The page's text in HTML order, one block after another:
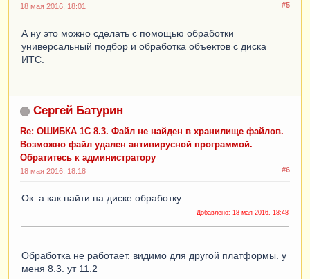
#5
18 мая 2016, 18:01
А ну это можно сделать с помощью обработки
универсальный подбор и обработка объектов с диска
ИТС.
Сергей Батурин
Re: ОШИБКА 1С 8.3. Файл не найден в хранилище файлов.
Возможно файл удален антивирусной программой.
Обратитесь к администратору
#6
18 мая 2016, 18:18
Ок. а как найти на диске обработку.
Добавлено: 18 мая 2016, 18:48
Обработка не работает. видимо для другой платформы. у
меня 8.3. ут 11.2